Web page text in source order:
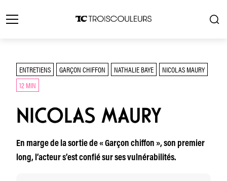
ENTRETIENS GARÇON CHIFFON NATHALIE BAYE
NICOLAS MAURY
12 MIN
NICOLAS MAURY
En marge de la sortie de « Garçon chiffon », son premier
long, l’acteur s’est confié sur ses vulnérabilités.